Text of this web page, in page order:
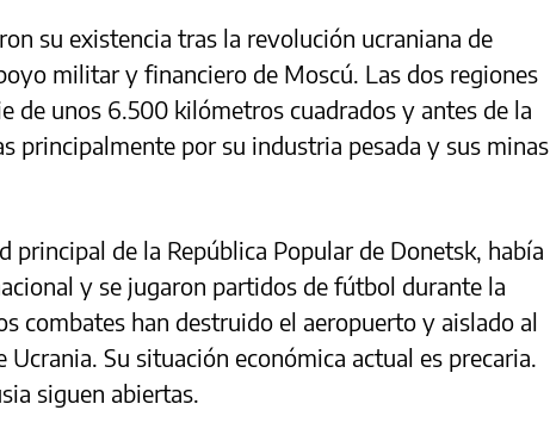
su existencia tras la revolución ucraniana de
militar y financiero de Moscú. Las dos regiones
de unos 6.500 kilómetros cuadrados y antes de la
principalmente por su industria pesada y sus minas
principal de la República Popular de Donetsk, había
y se jugaron partidos de fútbol durante la
combates han destruido el aeropuerto y aislado al
Su situación económica actual es precaria.
siguen abiertas.